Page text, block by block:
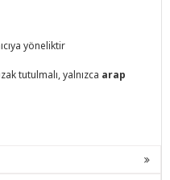
yöneliktir
tutulmalı, yalnızca arap